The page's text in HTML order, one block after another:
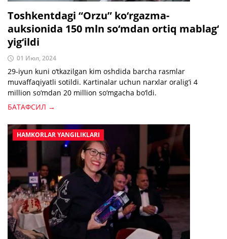
Toshkentdagi “Orzu” ko‘rgazma-
auksionida 150 mln so‘mdan ortiq mablag‘
yig‘ildi
01 Июл, 2024
29-iyun kuni o‘tkazilgan kim oshdida barcha rasmlar
muvaffaqiyatli sotildi. Kartinalar uchun narxlar oralig‘i 4
million so‘mdan 20 million so‘mgacha bo‘ldi.
БАТАФСИЛ →
HAMKORLAR YANGILIKLARI